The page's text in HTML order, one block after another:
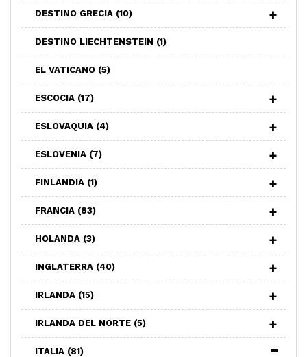
DESTINO GRECIA (10)
DESTINO LIECHTENSTEIN (1)
EL VATICANO (5)
ESCOCIA (17)
ESLOVAQUIA (4)
ESLOVENIA (7)
FINLANDIA (1)
FRANCIA (83)
HOLANDA (3)
INGLATERRA (40)
IRLANDA (15)
IRLANDA DEL NORTE (5)
ITALIA (81)